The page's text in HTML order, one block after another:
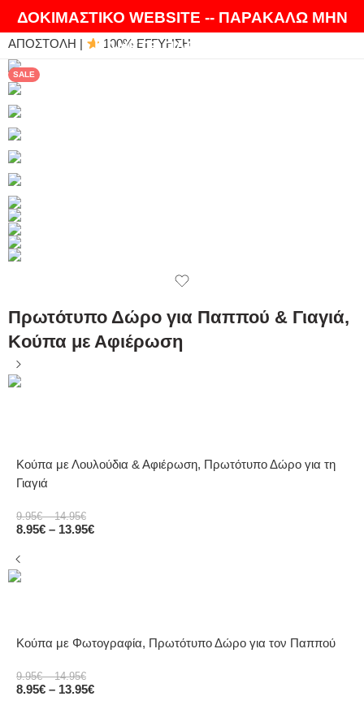
ΔΟΚΙΜΑΣΤΙΚΟ WEBSITE -- ΠΑΡΑΚΑΛΩ ΜΗΝ
ΚΑΝΕΤΕ ΠΑΡΑΓΓΕΛΙΕΣ
ΘΑ ΛΑΤΡΕΨΕΤΕ ΤΑ ΠΡΟΪΟΝΤΑ ΜΑΣ | EXPRESS
ΑΠΟΣΤΟΛΗ | 100% ΕΓΓΥΗΣΗ
SALE
Πρωτότυπο Δώρο για Παππού & Γιαγιά,
Κούπα με Αφιέρωση
Κούπα με Λουλούδια & Αφιέρωση, Πρωτότυπο Δώρο για τη
Γιαγιά
9.95€ – 14.95€
8.95€ – 13.95€
Κούπα με Φωτογραφία, Πρωτότυπο Δώρο για τον Παππού
9.95€ – 14.95€
8.95€ – 13.95€